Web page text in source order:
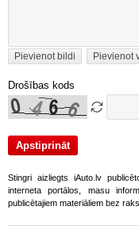
Pievienot bildi Pievienot
Drošības kods
Stingri aizliegts iAuto.lv
interneta portālos, masu
publicētajiem materiāliem bez